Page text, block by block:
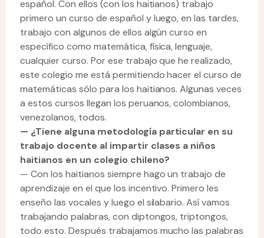
español. Con ellos (con los haitianos) trabajo
primero un curso de español y luego, en las tardes,
trabajo con algunos de ellos algún curso en
específico como matemática, física, lenguaje,
cualquier curso. Por ese trabajo que he realizado,
este colegio me está permitiendo hacer el curso de
matemáticas sólo para los haitianos. Algunas veces
a estos cursos llegan los peruanos, colombianos,
venezolanos, todos.
— ¿Tiene alguna metodología particular en su
trabajo docente al impartir clases a niños
haitianos en un colegio chileno?
— Con los haitianos siempre hago un trabajo de
aprendizaje en el que los incentivo. Primero les
enseño las vocales y luego el silabario. Así vamos
trabajando palabras, con diptongos, triptongos,
todo esto. Después trabajamos mucho las palabras